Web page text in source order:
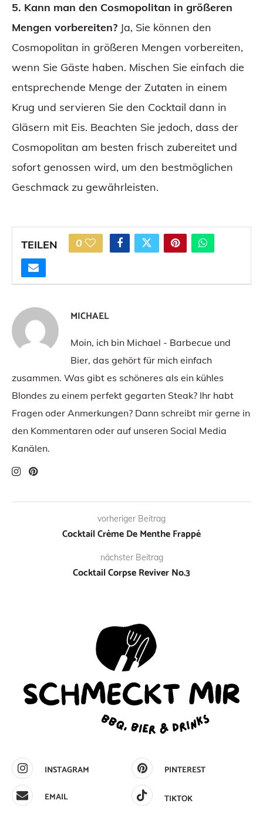
5. Kann man den Cosmopolitan in größeren
Mengen vorbereiten? Ja, Sie können den
Cosmopolitan in größeren Mengen vorbereiten,
wenn Sie Gäste haben. Mischen Sie einfach die
entsprechende Menge der Zutaten in einem
Krug und servieren Sie den Cocktail dann in
Gläsern mit Eis. Beachten Sie jedoch, dass der
Cosmopolitan am besten frisch zubereitet und
sofort genossen wird, um den bestmöglichen
Geschmack zu gewährleisten.
TEILEN 0
MICHAEL
Moin, ich bin Michael - Barbecue und
Bier, das gehört für mich einfach
zusammen. Was gibt es schöneres als ein kühles
Blondes zu einem perfekt gegarten Steak? Ihr habt
Fragen oder Anmerkungen? Dann schreibt mir gerne in
den Kommentaren oder auf unseren Social Media
Kanälen.
vorheriger Beitrag
Cocktail Crème De Menthe Frappé
nächster Beitrag
Cocktail Corpse Reviver No.3
INSTAGRAM
PINTEREST
EMAIL
TIKTOK